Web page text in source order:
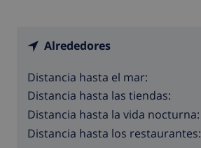
Alrededores
Distancia hasta el mar:
Distancia hasta las tiendas:
Distancia hasta la vida nocturna:
Distancia hasta los restaurantes: